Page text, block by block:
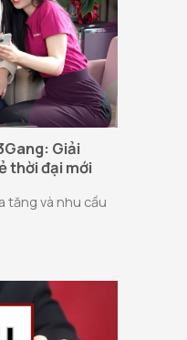
Giải
thời đại mới
tăng và nhu cầu